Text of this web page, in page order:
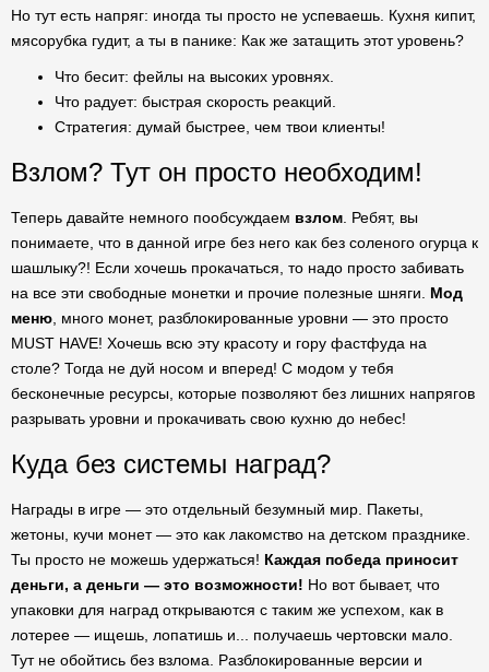
Но тут есть напряг: иногда ты просто не успеваешь. Кухня кипит,
мясорубка гудит, а ты в панике: Как же затащить этот уровень?
Что бесит: фейлы на высоких уровнях.
Что радует: быстрая скорость реакций.
Стратегия: думай быстрее, чем твои клиенты!
Взлом? Тут он просто необходим!
Теперь давайте немного пообсуждаем взлом . Ребят, вы
понимаете, что в данной игре без него как без соленого огурца к
шашлыку?! Если хочешь прокачаться, то надо просто забивать
на все эти свободные монетки и прочие полезные шняги. Мод
меню , много монет, разблокированные уровни — это просто
MUST HAVE! Хочешь всю эту красоту и гору фастфуда на
столе? Тогда не дуй носом и вперед! С модом у тебя
бесконечные ресурсы, которые позволяют без лишних напрягов
разрывать уровни и прокачивать свою кухню до небес!
Куда без системы наград?
Награды в игре — это отдельный безумный мир. Пакеты,
жетоны, кучи монет — это как лакомство на детском празднике.
Ты просто не можешь удержаться! Каждая победа приносит
деньги, а деньги — это возможности! Но вот бывает, что
упаковки для наград открываются с таким же успехом, как в
лотерее — ищешь, лопатишь и... получаешь чертовски мало.
Тут не обойтись без взлома. Разблокированные версии и